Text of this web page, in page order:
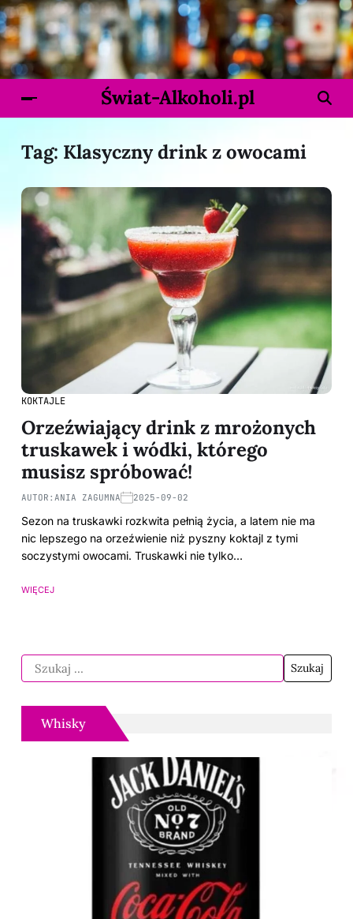
Świat-Alkoholi.pl
Tag: Klasyczny drink z owocami
KOKTAJLE
Orzeźwiający drink z mrożonych
truskawek i wódki, którego
musisz spróbować!
AUTOR: ANIA ZAGUMNA 2025-09-02
Sezon na truskawki rozkwita pełnią życia, a latem nie ma
nic lepszego na orzeźwienie niż pyszny koktajl z tymi
soczystymi owocami. Truskawki nie tylko…
WIĘCEJ
Whisky